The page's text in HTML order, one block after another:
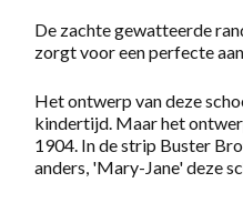
De zachte gewatteerde
zorgt voor een perfecte
Het ontwerp van deze
kindertijd. Maar het
1904. In de strip Buster
anders, 'Mary-Jane' deze